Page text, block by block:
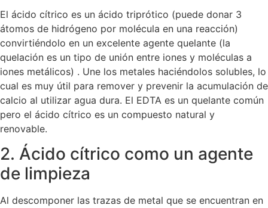
El ácido cítrico es un ácido triprótico (puede donar 3
átomos de hidrógeno por molécula en una reacción)
convirtiéndolo en un excelente agente quelante (la
quelación es un tipo de unión entre iones y moléculas a
iones metálicos) . Une los metales haciéndolos solubles, lo
cual es muy útil para remover y prevenir la acumulación de
calcio al utilizar agua dura. El EDTA es un quelante común
pero el ácido cítrico es un compuesto natural y
renovable.
2. Ácido cítrico como un agente
de limpieza
Al descomponer las trazas de metal que se encuentran en